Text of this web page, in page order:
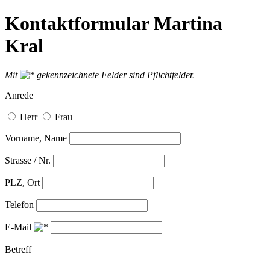
Kontaktformular Martina
Kral
Mit
gekennzeichnete Felder sind Pflichtfelder.
Anrede
Herr| Frau
Vorname, Name
Strasse / Nr.
PLZ, Ort
Telefon
E-Mail
Betreff